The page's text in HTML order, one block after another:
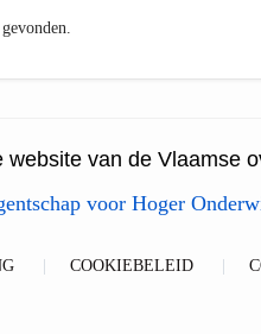
website van de Vlaamse
voor Hoger
COOKIEBELEID